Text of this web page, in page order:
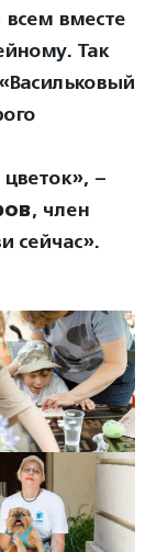
всем вместе
Так
–
, член
сейчас».